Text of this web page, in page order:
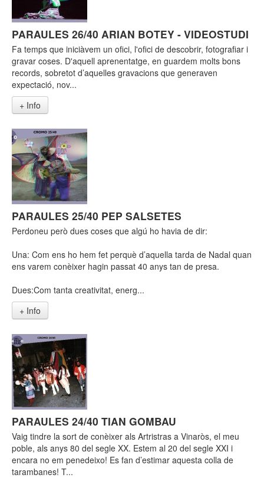
PARAULES 26/40 ARIAN BOTEY - VIDEOSTUDI
Fa temps que iniciàvem un ofici, l'ofici de descobrir, fotografiar i
gravar coses. D'aquell aprenentatge, en guardem molts bons
records, sobretot d’aquelles gravacions que generaven
expectació, nov...
+ Info
PARAULES 25/40 PEP SALSETES
Perdoneu però dues coses que algú ho havia de dir:
Una: Com ens ho hem fet perquè d’aquella tarda de Nadal quan
ens varem conèixer hagin passat 40 anys tan de presa.
Dues:Com tanta creativitat, energ...
+ Info
PARAULES 24/40 TIAN GOMBAU
Vaig tindre la sort de conèixer als Artristras a Vinaròs, el meu
poble, als anys 80 del segle XX. Estem al 20 del segle XXI i
encara no em penedeixo! Es fan d’estimar aquesta colla de
tarambanes! T...